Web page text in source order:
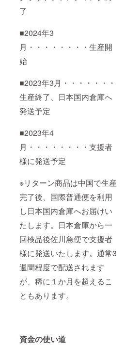
了
■2024年3
月・・・・・・・・生産開
始
■2023年3月・・・・・・・
生産終了、日本国内倉庫へ
発送予定
■2023年4
月・・・・・・・・支援者
様に発送予定
※リターン商品は中国で生産
完了後、国際普通便を利用
し日本国内倉庫へお届けい
たします。日本倉庫から一
回検品後佐川急便で支援者
様に発送いたします。通常3
週間程度で配送されます
が、稀に１か月を超えるこ
ともあります。
資金の使い道